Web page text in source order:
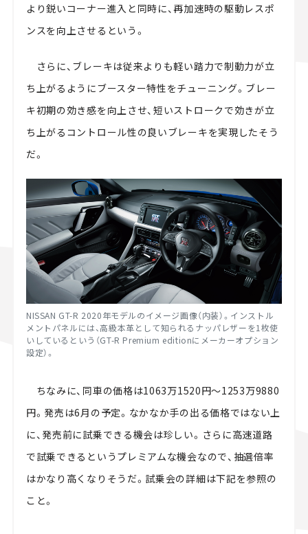
より鋭いコーナー進入と同時に、再加速時の駆動レスポ
ンスを向上させるという。
さらに、ブレーキは従来よりも軽い踏力で制動力が立
ち上がるようにブースター特性をチューニング。ブレー
キ初期の効き感を向上させ、短いストロークで効きが立
ち上がるコントロール性の良いブレーキを実現したそう
だ。
NISSAN GT-R 2020年モデルのイメージ画像（内装）。 インストル
メントパネルには、高級本革として知られるナッパレザーを1枚使
いしているという（GT-R Premium editionにメーカーオプション
設定）。
ちなみに、同車の価格は1063万1520円～1253万9880
円。発売は6月の予定。なかなか手の出る価格ではない上
に、発売前に試乗できる機会は珍しい。さらに高速道路
で試乗できるというプレミアムな機会なので、抽選倍率
はかなり高くなりそうだ。試乗会の詳細は下記を参照の
こと。